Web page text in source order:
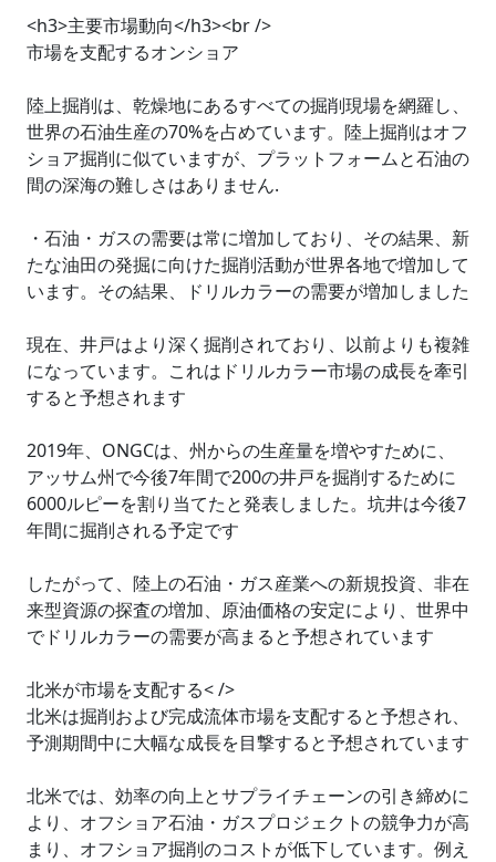
<h3>主要市場動向</h3><br />
市場を支配するオンショア
陸上掘削は、乾燥地にあるすべての掘削現場を網羅し、
世界の石油生産の70%を占めています。陸上掘削はオフ
ショア掘削に似ていますが、プラットフォームと石油の
間の深海の難しさはありません.
・石油・ガスの需要は常に増加しており、その結果、新
たな油田の発掘に向けた掘削活動が世界各地で増加して
います。その結果、ドリルカラーの需要が増加しました
現在、井戸はより深く掘削されており、以前よりも複雑
になっています。これはドリルカラー市場の成長を牽引
すると予想されます
2019年、ONGCは、州からの生産量を増やすために、
アッサム州で今後7年間で200の井戸を掘削するために
6000ルピーを割り当てたと発表しました。坑井は今後7
年間に掘削される予定です
したがって、陸上の石油・ガス産業への新規投資、非在
来型資源の探査の増加、原油価格の安定により、世界中
でドリルカラーの需要が高まると予想されています
北米が市場を支配する< />
北米は掘削および完成流体市場を支配すると予想され、
予測期間中に大幅な成長を目撃すると予想されています
北米では、効率の向上とサプライチェーンの引き締めに
より、オフショア石油・ガスプロジェクトの競争力が高
まり、オフショア掘削のコストが低下しています。例え